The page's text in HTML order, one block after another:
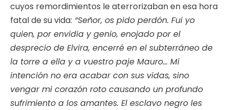
cuyos remordimientos le aterrorizaban en esa hora
fatal de su vida: “Señor, os pido perdón. Fui yo
quien, por envidia y genio, enojado por el
desprecio de Elvira, encerré en el subterráneo de
la torre a ella y a vuestro paje Mauro… Mi
intención no era acabar con sus vidas, sino
vengar mi corazón roto causando un profundo
sufrimiento a los amantes. El esclavo negro les